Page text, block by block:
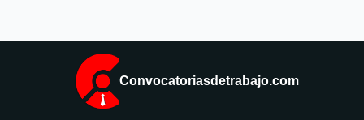
Convocatoriasdetrabajo.com